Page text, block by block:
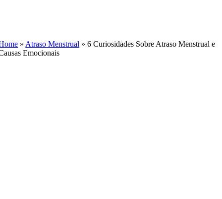
» Atraso Menstrual »6 Curiosidades Sobre Atraso Menstrual e
Emocionais